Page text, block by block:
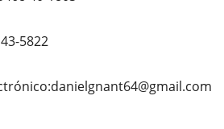
5822
danielgnant64@gmail.com